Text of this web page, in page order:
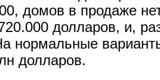
домов в продаже
долларов, и,
нормальные
долларов.